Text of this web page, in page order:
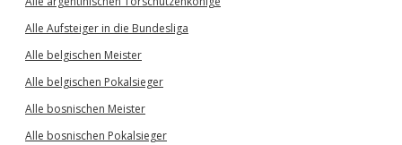
Alle Aufsteiger in die Bundesliga
Alle belgischen Meister
Alle belgischen Pokalsieger
Alle bosnischen Meister
Alle bosnischen Pokalsieger